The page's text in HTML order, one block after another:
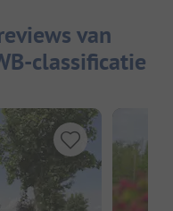
van
classificatie